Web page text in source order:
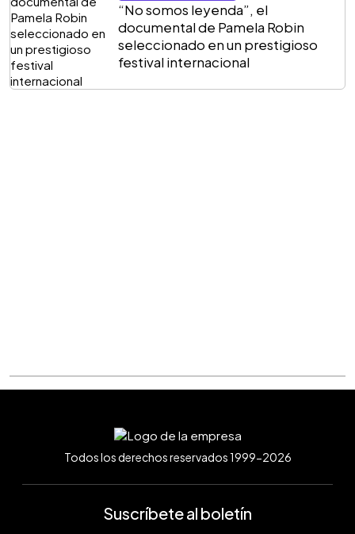
“No somos leyenda”, el
documental de Pamela Robin
seleccionado en un prestigioso
festival internacional
Todos los derechos reservados 1999-2026
Suscríbete al boletín